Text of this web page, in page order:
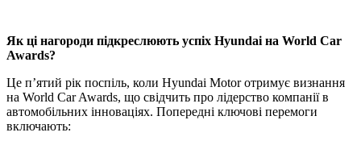
Як ці нагороди підкреслюють успіх Hyundai на World Car
Awards?
Це п’ятий рік поспіль, коли Hyundai Motor отримує визнання
на World Car Awards, що свідчить про лідерство компанії в
автомобільних інноваціях. Попередні ключові перемоги
включають: